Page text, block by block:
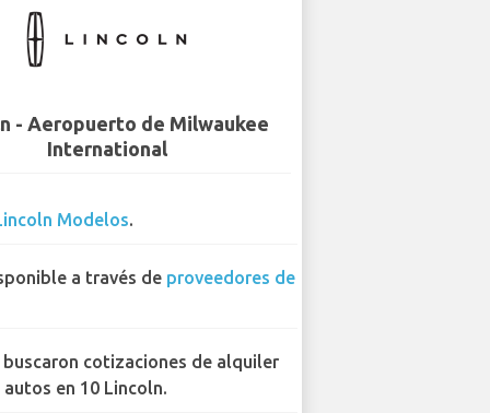
- Aeropuerto de Milwaukee
International
Modelos.
a través de proveedores de
buscaron cotizaciones de alquiler
autos en 10 Lincoln.